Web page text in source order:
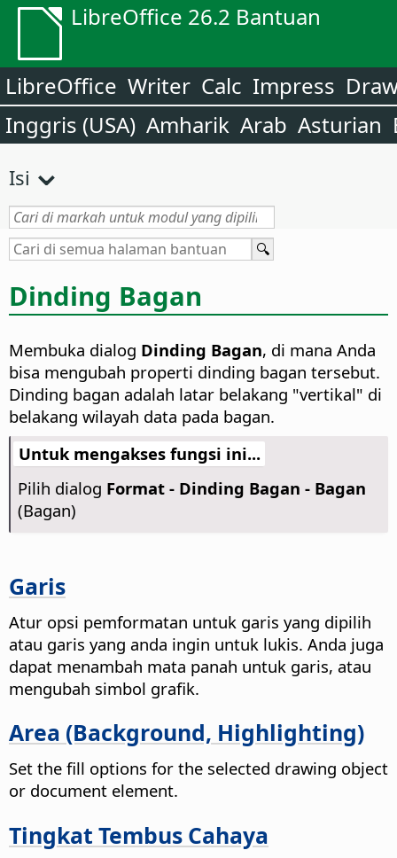
LibreOffice 26.2 Bantuan
LibreOffice Writer Calc Impress
Inggris (USA) Amharik Arab Asturian
Isi
Dinding Bagan
Membuka dialog Dinding Bagan, di mana Anda
bisa mengubah properti dinding bagan tersebut.
Dinding bagan adalah latar belakang "vertikal" di
belakang wilayah data pada bagan.
Untuk mengakses fungsi ini...
Pilih dialog Format - Dinding Bagan - Bagan
(Bagan)
Garis
Atur opsi pemformatan untuk garis yang dipilih
atau garis yang anda ingin untuk lukis. Anda juga
dapat menambah mata panah untuk garis, atau
mengubah simbol grafik.
Area (Background, Highlighting)
Set the fill options for the selected drawing object
or document element.
Tingkat Tembus Cahaya